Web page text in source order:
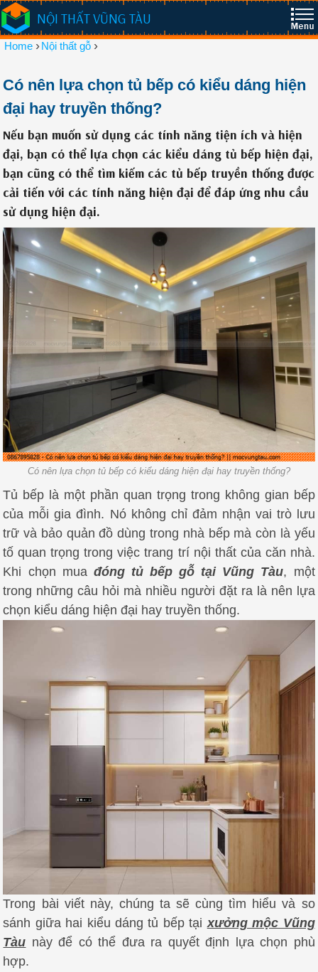
NỘI THẤT VŨNG TÀU
Home ›Nội thất gỗ ›
Có nên lựa chọn tủ bếp có kiểu dáng hiện
đại hay truyền thống?
Nếu bạn muốn sử dụng các tính năng tiện ích và hiện
đại, bạn có thể lựa chọn các kiểu dáng tủ bếp hiện đại,
bạn cũng có thể tìm kiếm các tủ bếp truyền thống được
cải tiến với các tính năng hiện đại để đáp ứng nhu cầu
sử dụng hiện đại.
Có nên lựa chọn tủ bếp có kiểu dáng hiện đại hay truyền thống?
Tủ bếp là một phần quan trọng trong không gian bếp
của mỗi gia đình. Nó không chỉ đảm nhận vai trò lưu
trữ và bảo quản đồ dùng trong nhà bếp mà còn là yếu
tố quan trọng trong việc trang trí nội thất của căn nhà.
Khi chọn mua đóng tủ bếp gỗ tại Vũng Tàu, một
trong những câu hỏi mà nhiều người đặt ra là nên lựa
chọn kiểu dáng hiện đại hay truyền thống.
Trong bài viết này, chúng ta sẽ cùng tìm hiểu và so
sánh giữa hai kiểu dáng tủ bếp tạixưởng mộc Vũng
Tàu này để có thể đưa ra quyết định lựa chọn phù
hợp.